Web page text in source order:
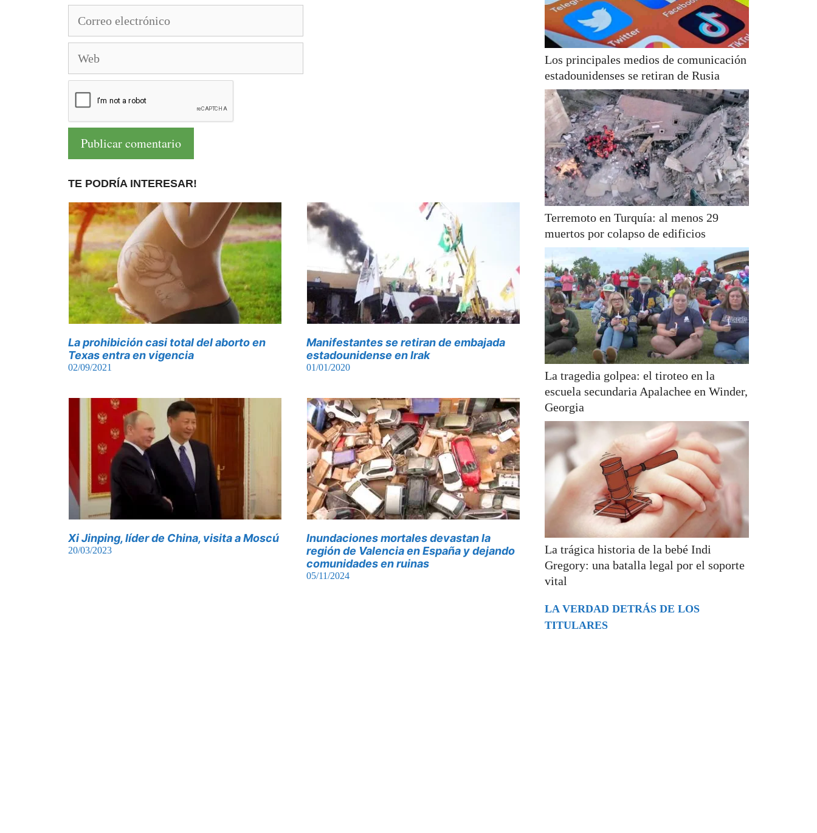
electrónico
TE PODRÍA INTERESAR!
La prohibición casi total del aborto en
Texas entra en vigencia
02/09/2021
Manifestantes se retiran de embajada
estadounidense en Irak
01/01/2020
Xi Jinping, líder de China, visita a Moscú
20/03/2023
Inundaciones mortales devastan la
región de Valencia en España y dejando
comunidades en ruinas
05/11/2024
Los principales medios de comunicación
estadounidenses se retiran de Rusia
Terremoto en Turquía: al menos 29
muertos por colapso de edificios
La tragedia golpea: el tiroteo en la
escuela secundaria Apalachee en Winder,
Georgia
La trágica historia de la bebé Indi
Gregory: una batalla legal por el soporte
vital
LA VERDAD DETRÁS DE LOS
TITULARES